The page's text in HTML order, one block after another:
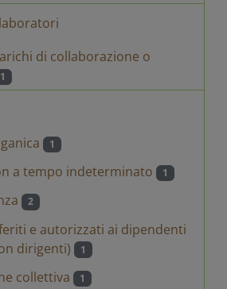
di collaborazione o
1
1
a tempo indeterminato 1
2
e autorizzati ai dipendenti
dirigenti)
1
collettiva 1